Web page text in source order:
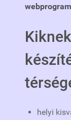
helyi